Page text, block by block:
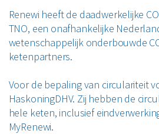
Renewi heeft de daadwerkelijke CO
TNO, een onafhankelijke
wetenschappelijk onderbouwde
ketenpartners.
Voor de bepaling van circulariteit
HaskoningDHV. Zij hebben de
hele keten, inclusief
MyRenewi.